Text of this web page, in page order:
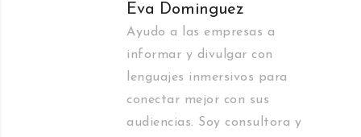
Eva Dominguez
Ayudo a las empresas a
informar y divulgar con
lenguajes inmersivos para
conectar mejor con sus
audiencias. Soy consultora y